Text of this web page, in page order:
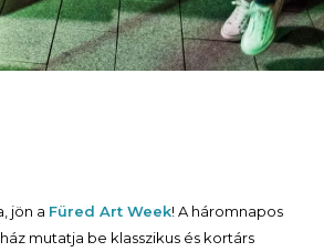
jön a Füred Art Week! A háromnapos
mutatja be klasszikus és kortárs